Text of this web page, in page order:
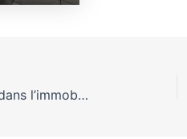
Comment investir sereinement dans l’immobilier à Toulouse?